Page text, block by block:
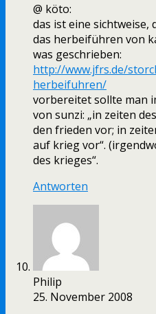
@ köto:
das ist eine sichtweise,
das herbeiführen von
was geschrieben:
http://www.jfrs.de/
herbeifuhren/
vorbereitet sollte man
von sunzi: „in zeiten
den frieden vor; in
auf krieg vor“.
des krieges“.
Antworten
Philip
25. November 2008